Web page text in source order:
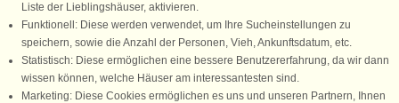
Liste der Lieblingshäuser, aktivieren.
Funktionell: Diese werden verwendet, um Ihre Sucheinstellungen zu
speichern, sowie die Anzahl der Personen, Vieh, Ankunftsdatum, etc.
Statistisch: Diese ermöglichen eine bessere Benutzererfahrung, da wir dann
wissen können, welche Häuser am interessantesten sind.
Marketing: Diese Cookies ermöglichen es uns und unseren Partnern, Ihnen